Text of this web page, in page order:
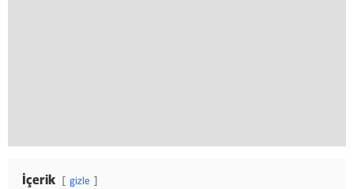
İçerik gizle